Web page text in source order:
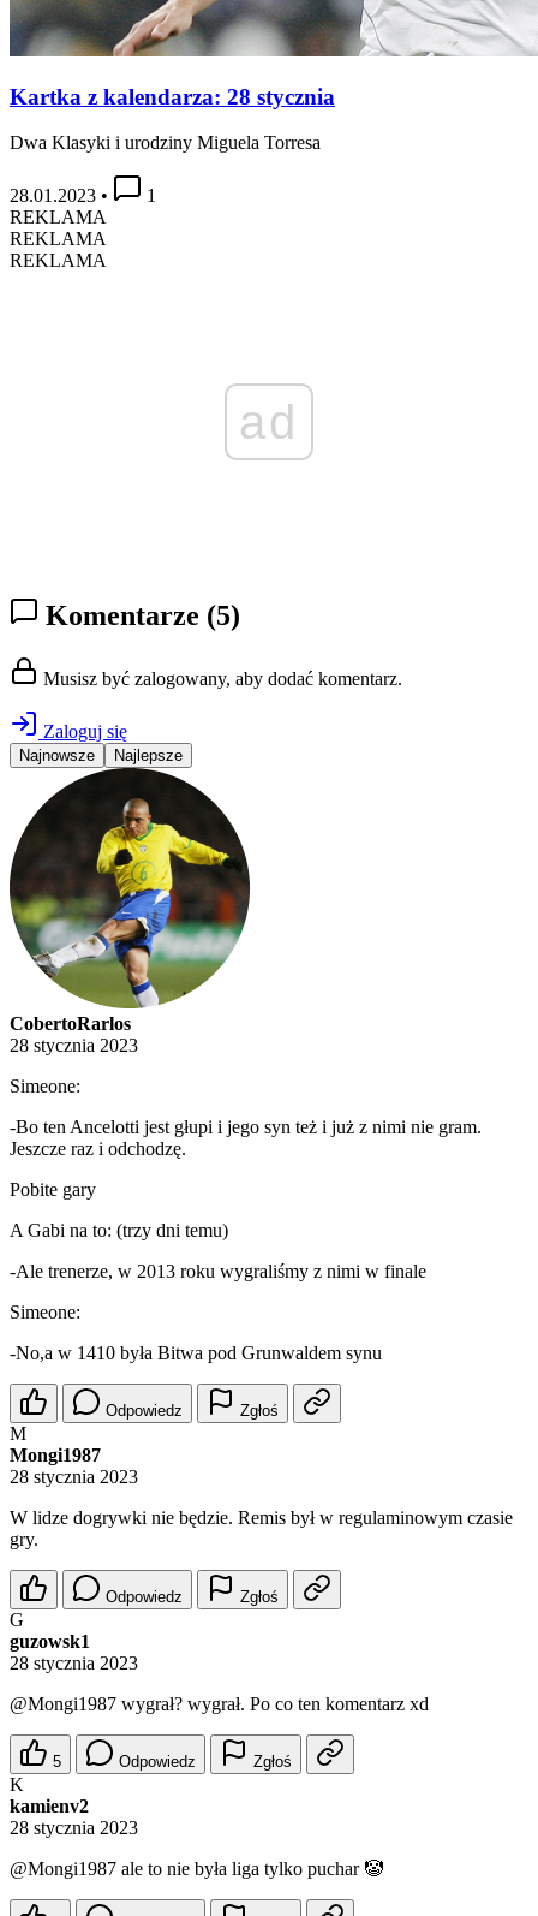
Kartka z kalendarza: 28 stycznia
Dwa Klasyki i urodziny Miguela Torresa
28.01.2023 •
1
REKLAMA
REKLAMA
REKLAMA
ad
Komentarze (5)
Musisz być zalogowany, aby dodać komentarz.
Zaloguj się
Najnowsze Najlepsze
CobertoRarlos
28 stycznia 2023
Simeone:
-Bo ten Ancelotti jest głupi i jego syn też i już z nimi nie gram.
Jeszcze raz i odchodzę.
Pobite gary
A Gabi na to: (trzy dni temu)
-Ale trenerze, w 2013 roku wygraliśmy z nimi w finale
Simeone:
-No,a w 1410 była Bitwa pod Grunwaldem synu
Odpowiedz Zgłoś
M
Mongi1987
28 stycznia 2023
W lidze dogrywki nie będzie. Remis był w regulaminowym czasie
gry.
Odpowiedz Zgłoś
G
guzowsk1
28 stycznia 2023
@Mongi1987 wygrał? wygrał. Po co ten komentarz xd
5 Odpowiedz Zgłoś
K
kamienv2
28 stycznia 2023
@Mongi1987 ale to nie była liga tylko puchar 🤡